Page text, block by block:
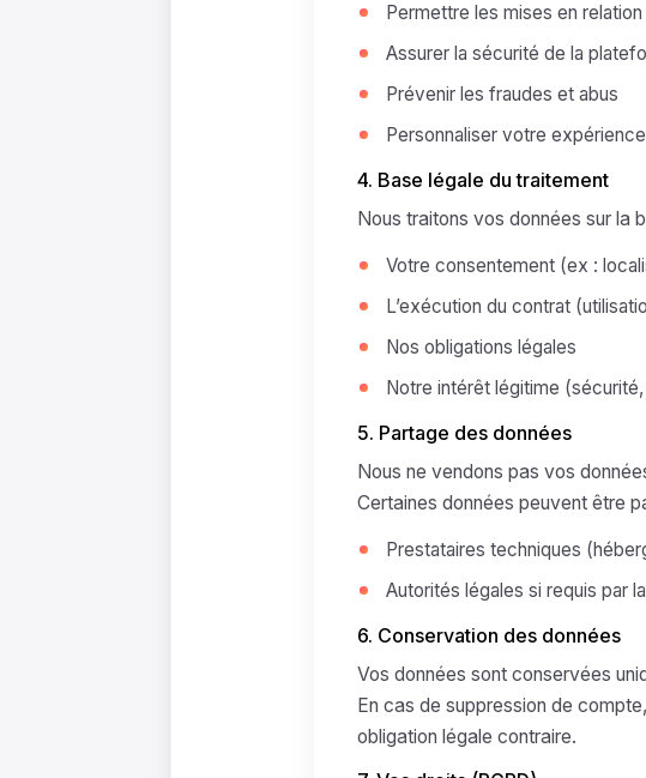
Permettre les mises en
Assurer la sécurité de la
Prévenir les fraudes et abus
Personnaliser votre
4. Base légale du traitement
Nous traitons vos données sur la
Votre consentement (ex :
L’exécution du contrat
Nos obligations légales
Notre intérêt légitime
5. Partage des données
Nous ne vendons pas vos
Certaines données peuvent être
Prestataires techniques
Autorités légales si requis par
6. Conservation des données
Vos données sont conservées
En cas de suppression de
obligation légale contraire.